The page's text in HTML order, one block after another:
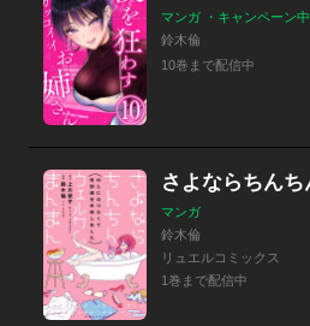
マンガ ・キャンペーン中
鈴木倫
10巻まで配信中
マンガ
鈴木倫
リュエルコミックス
1巻まで配信中